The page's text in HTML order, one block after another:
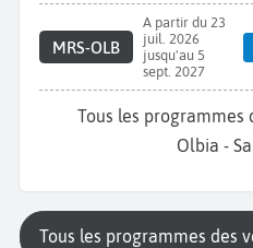
MRS-OLB
A partir du 23
juil. 2026
jusqu'au 5
sept. 2027
Tous les programmes des vols Volotea vers
Olbia -
Tous les programmes des